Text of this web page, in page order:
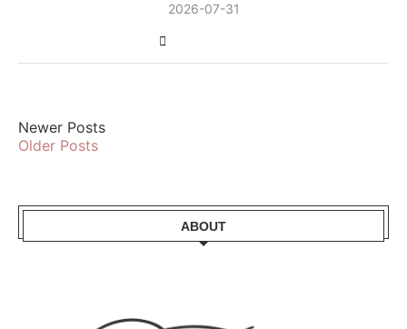
2026-07-31
Newer Posts
Older Posts
ABOUT